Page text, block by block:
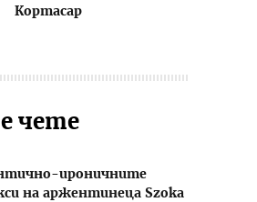
Кортасар
чете
ироничните
на аржентинеца Szoka